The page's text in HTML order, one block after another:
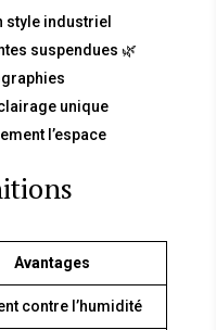
style industriel
suspendues 🌿
unique
l’espace
Avantages
contre l’humidité